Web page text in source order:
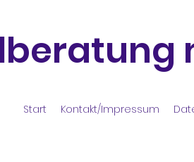
Start Kontakt/Impressum